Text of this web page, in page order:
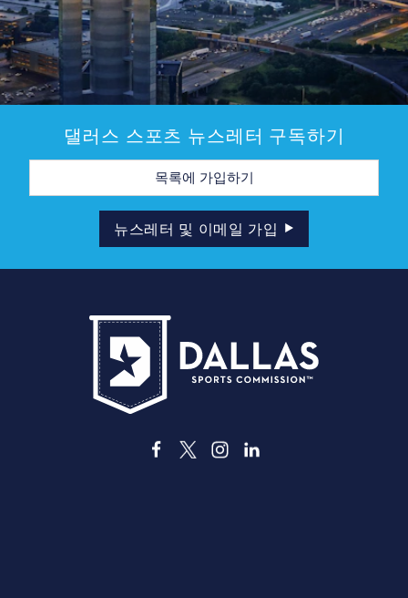
댈러스 스포츠 뉴스레터 구독하기
이
일
뉴스레터 및 이메일 가입